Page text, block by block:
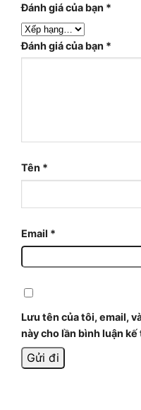
Đánh giá của bạn *
Đánh giá của bạn *
Tên *
Email *
Lưu tên của tôi, email,
này cho lần bình luận